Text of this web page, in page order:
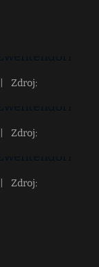
Zdroj:
Zdroj:
Zdroj: